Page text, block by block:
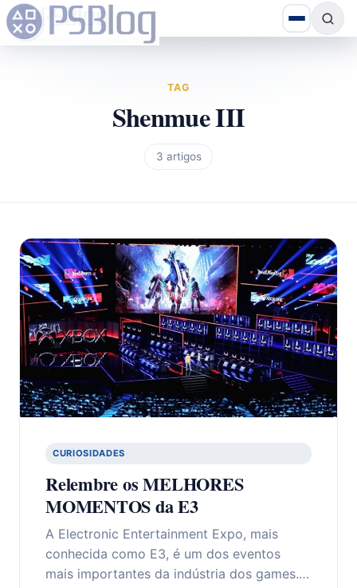
TAG
Shenmue III
3 artigos
CURIOSIDADES
Relembre os MELHORES
MOMENTOS da E3
A Electronic Entertainment Expo, mais
conhecida como E3, é um dos eventos
mais importantes da indústria dos games.…